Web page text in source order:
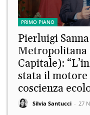
PRIMO PIANO
Pierluigi
Metropolitana
Capitale):
stata il motore
coscienza
Silvia Santucci - 27